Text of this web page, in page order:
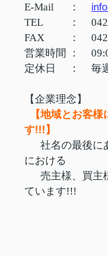
E-Mail
：
TEL ：
FAX
：
営業時間
：
定休日 ： 毎
【企業理念】
【地域とお客様
す!!!】
社名の最後に
における
売主様、買主
ています!!!